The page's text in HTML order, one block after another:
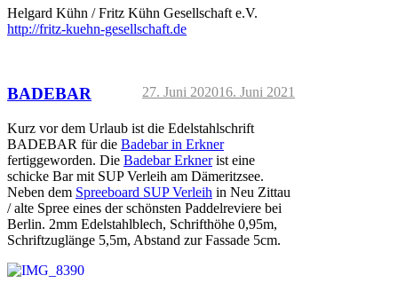
Helgard Kühn / Fritz Kühn Gesellschaft e.V.
http://fritz-kuehn-gesellschaft.de
Veröffentlicht
27. Juni 202016. Juni 2021
BADEBAR
Kurz vor dem Urlaub ist die Edelstahlschrift
BADEBAR für die Badebar in Erkner
fertiggeworden. Die Badebar Erknerist eine
schicke Bar mit SUP Verleih am Dämeritzsee.
Neben dem Spreeboard SUP Verleih in Neu Zittau
/ alte Spree eines der schönsten Paddelreviere bei
Berlin. 2mm Edelstahlblech, Schrifthöhe 0,95m,
Schriftzuglänge 5,5m, Abstand zur Fassade 5cm.